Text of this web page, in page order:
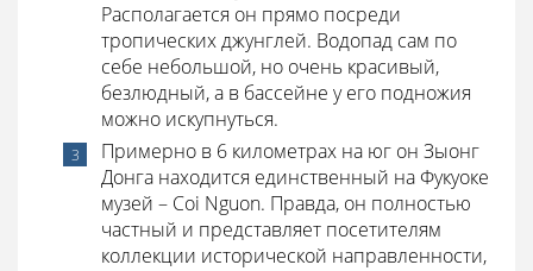
Располагается он прямо посреди
тропических джунглей. Водопад сам по
себе небольшой, но очень красивый,
безлюдный, а в бассейне у его подножия
можно искупнуться.
Примерно в 6 километрах на юг он Зыонг
Донга находится единственный на Фукуоке
музей – Coi Nguon. Правда, он полностью
частный и представляет посетителям
коллекции исторической направленности,